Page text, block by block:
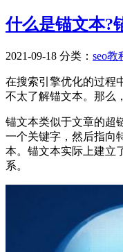
什么是锚文本?
2021-09-18 分类： seo教
在搜索引擎优化的过程
不太了解锚文本。那么
锚文本类似于文章的超
一个关键字，然后指向
本。锚文本实际上建立
系。